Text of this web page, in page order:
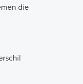
die